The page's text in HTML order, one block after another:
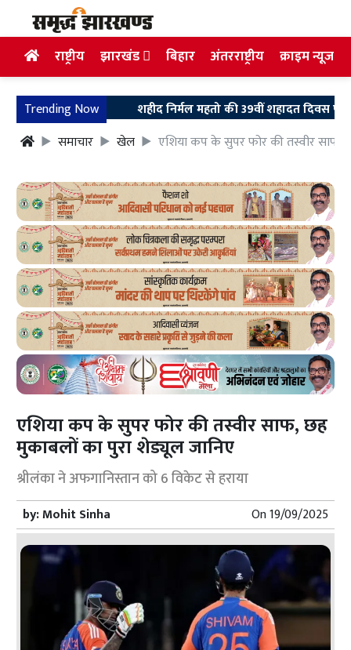
राष्ट्रीय झारखंड बिहार अंतरराष्ट्रीय क्राइम न्यूज
Trending Now
शहीद निर्मल महतो की 39वीं शहादत दिवस पर
समाचार
खेल एशिया कप के सुपर फोर की तस्वीर साफ,
एशिया कप के सुपर फोर की तस्वीर साफ, छह
मुकाबलों का पुरा शेड्यूल जानिए
श्रीलंका ने अफगानिस्तान को 6 विकेट से हराया
by:Mohit Sinha On19/09/2025